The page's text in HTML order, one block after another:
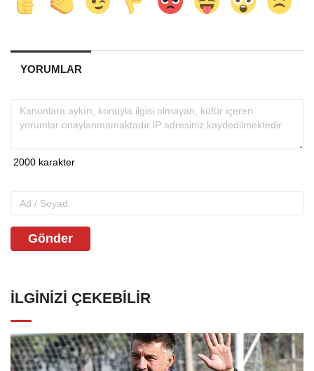
YORUMLAR
Gönder
İLGINIZI ÇEKEBILIR